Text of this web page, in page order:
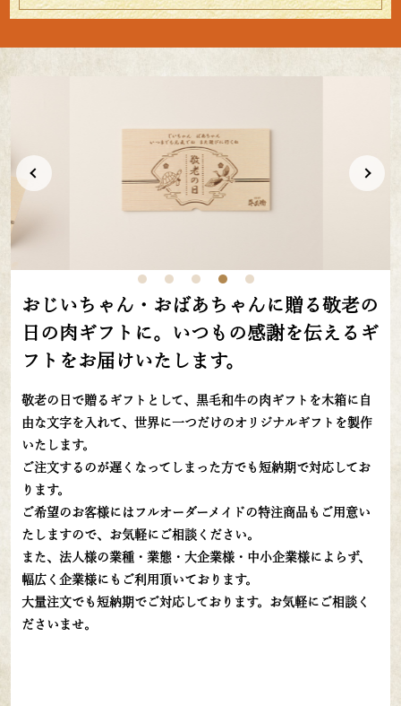
おじいちゃん・おばあちゃんに贈る敬老の
日の肉ギフトに。 いつもの感謝を伝えるギ
フトをお届けいたします。
敬老の日で贈るギフトとして、黒毛和牛の肉ギフトを木箱に自
由な文字を入れて、世界に一つだけのオリジナルギフトを製作
いたします。
ご注文するのが遅くなってしまった方でも短納期で対応してお
ります。
ご希望のお客様にはフルオーダーメイドの特注商品もご用意い
たしますので、お気軽にご相談ください。
また、法人様の業種・業態・大企業様・中小企業様によらず、
幅広く企業様にもご利用頂いております。
大量注文でも短納期でご対応しております。お気軽にご相談く
ださいませ。